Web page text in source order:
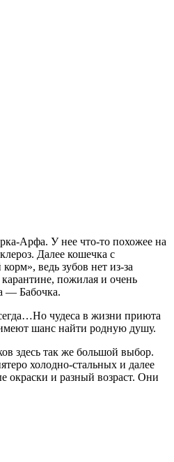
Арфа. У нее что-то похожее на
Далее кошечка с
ведь зубов нет из-за
пожилая и очень
— Бабочка.
чудеса в жизни приюта
шанс найти родную душу.
здесь так же большой выбор.
холодно-стальных и далее
окраски и разный возраст. Они